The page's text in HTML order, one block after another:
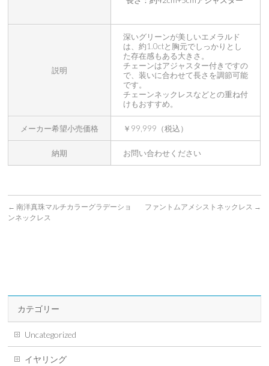
説明
深いグリーンが美しいエメラルド
は、約1.0ctと胸元でしっかりとし
た存在感もある大きさ。
チェーンはアジャスター付きですの
で、装いに合わせて長さを調節可能
です。
チェーンネックレスなどとの重ね付
けもおすすめ。
メーカー希望小売価格 ￥99,999（税込）
納期 お問い合わせください
← 南洋真珠マルチカラーグラデーショ
ンネックレス
ファントムアメシストネックレス →
カテゴリー
Uncategorized
イヤリング